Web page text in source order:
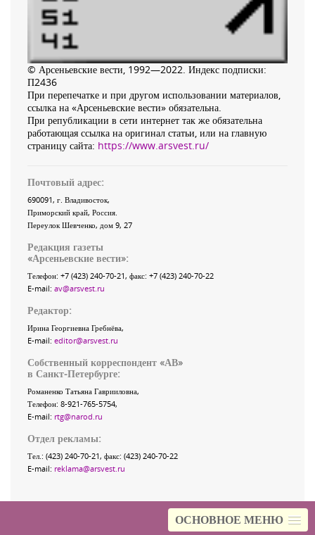
ОСНОВНОЕ МЕНЮ
© Арсеньевские вести, 1992—2022. Индекс подписки:
П2436
При перепечатке и при другом использовании материалов,
ссылка на «Арсеньевские вести» обязательна.
При републикации в сети интернет так же обязательна
работающая ссылка на оригинал статьи, или на главную
страницу сайта: https://www.arsvest.ru/
Почтовый адрес:
690091, г. Владивосток,
Приморский край, Россия
Переулок Шевченко, дом 9, 27
Редакция газеты
«Арсеньевские вести»:
Телефон: +7 (423) 240-70-21, факс: +7 (423) 240-70-22
E-mail: av@arsvest.ru
Редактор:
Ирина Георгиевна Гребнёва,
E-mail: editor@arsvest.ru
Собственный корреспондент «АВ»
в Санкт-Петербурге:
Романенко Татьяна Гаврииловна,
Телефон: 8-921-765-5754,
E-mail: rtg@narod.ru
Отдел рекламы:
Тел.: (423) 240-70-21, факс: (423) 240-70-22
E-mail: reklama@arsvest.ru